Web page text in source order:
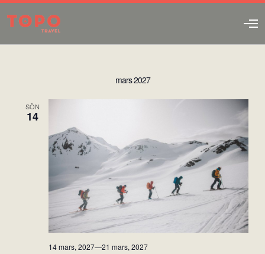
O
e
u
mars 2027
SÖN
14
14 mars, 2027—21 mars, 2027